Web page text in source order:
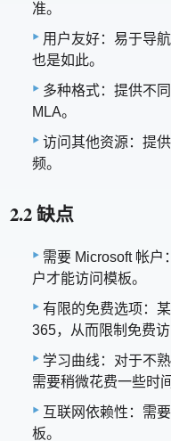
准。
用户友好：易于导
也是如此。
多种格式：提供不
MLA。
访问其他资源：提
频。
2.2 缺点
需要 Microsoft 帐户
户才能访问模板。
有限的免费选项：
365，从而限制免费访
学习曲线：对于不
需要稍微花费一些时间
互联网依赖性：需
板。